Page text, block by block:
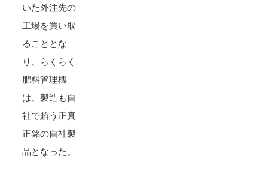
いた外注先の
工場を買い取
ることとな
り、らくらく
肥料管理機
は、製造も自
社で賄う正真
正銘の自社製
品となった。